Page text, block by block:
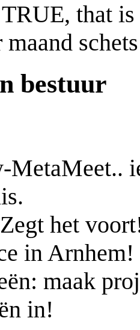
that
schets
bestuur
het
in Arnhem!
maak
in!